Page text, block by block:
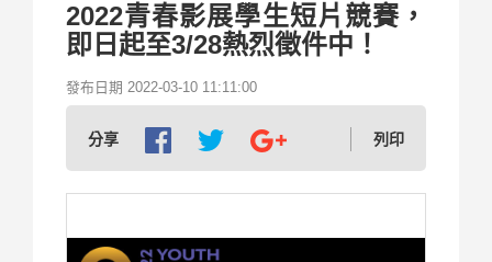
2022青春影展學生短片競賽，
即日起至3/28熱烈徵件中！
發布日期 2022-03-10 11:11:00
分享 列印